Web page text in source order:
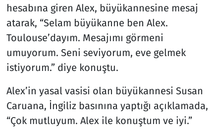
hesabına giren Alex, büyükannesine mesaj
atarak, “Selam büyükanne ben Alex.
Toulouse’dayım. Mesajımı görmeni
umuyorum. Seni seviyorum, eve gelmek
istiyorum.” diye konuştu.
Alex’in yasal vasisi olan büyükannesi Susan
Caruana, İngiliz basınına yaptığı açıklamada,
“Çok mutluyum. Alex ile konuştum ve iyi.”